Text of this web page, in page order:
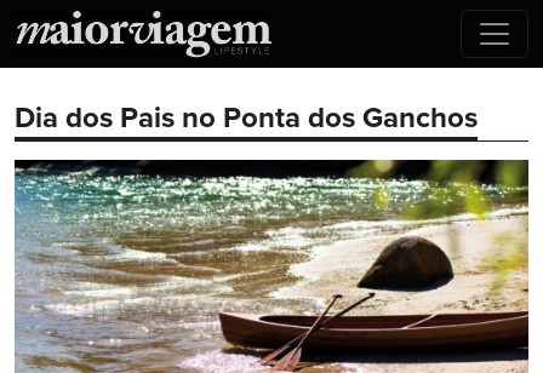
Dia dos Pais no Ponta dos Ganchos